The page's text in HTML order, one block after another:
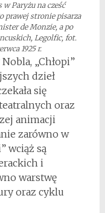
w Paryżu na cześć
prawej stronie pisarza
de Monzie, a po
Legolfic, fot.
1925 r.
„Chłopi”
dzieł
się
oraz
animacji
zarówno w
wciąż są
i
warstwę
oraz cyklu